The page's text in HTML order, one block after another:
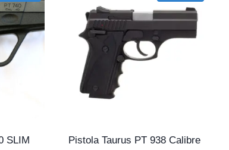
SLIM
Pistola Taurus PT 938 Calibre